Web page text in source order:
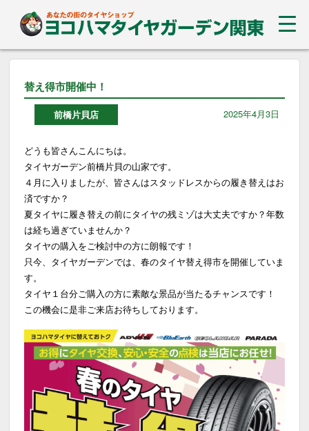
替え得市開催中！
前橋片貝店 2025年4月3日
どうも皆さんこんにちは。
タイヤガーデン前橋片貝の山家です。
４月に入りましたが、皆さんはスタッドレスからの履き替えはお
済ですか？
夏タイヤに履き替えの前にタイヤの残ミゾは大丈夫ですか？年数
は経ち過ぎていませんか？
タイヤの購入をご検討中の方に朗報です！
只今、タイヤガーデンでは、春のタイヤ替え得市を開催していま
す。
タイヤ１台分ご購入の方に素敵な景品が当たるチャンスです！
この機会に是非ご来店お待ちしております。